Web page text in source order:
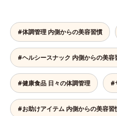
どこでも片手でおいしくコラーゲン
をチャージできます。年齢と共に気
になる悩みも、おやつやデザート時
にぷるんっと食べて解消を目指しま
しょう。脂肪分ゼロ＆1袋20kcal
で、ダイエット中でも安心です。各
商品の詳しい情報は商品ページをご
覧ください。・BEAUTY夏祭りは、
こちら
#体調管理 内側からの美容習慣
#ヘルシースナック 内側からの美容
#健康食品 日々の体調管理 #
#お助けアイテム 内側からの美容習